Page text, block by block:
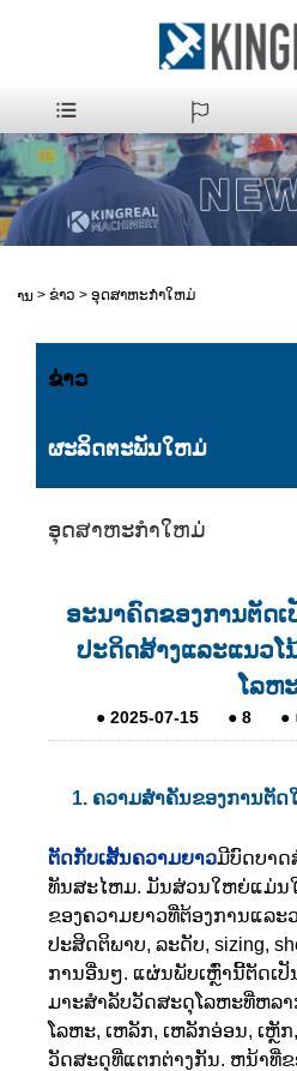
ບ້ານ > ຂ່າວ > ອຸດສາຫະກໍາໃຫມ່
ຂ່າວ
ຜະລິດຕະພັນໃຫມ່
ອຸດສາຫະກໍາໃຫມ່
ອະນາຄົດຂອງການຕັດ
ປະດິດສ້າງແລະແນວໂ
ໂລຫ
● 2025-07-15 ● 8 ●
1. ຄວາມສໍາຄັນຂອງການຕັດ
ຕັດກັບເສັ້ນຄວາມຍາວມີບົດບາດ
ທັນສະໄຫມ. ມັນສ່ວນໃຫຍ່ແມ່ນ
ຂອງຄວາມຍາວທີ່ຕ້ອງການແລ
ປະສິດຕິພາບ, ລະດັບ, sizing,
ການອື່ນໆ. ແຜ່ນພັບເຫຼົ່ານີ້ຕັດເ
ມາະສໍາລັບວັດສະດຸໂລຫະທີ່ຫລ
ໂລຫະ, ເຫລັກ, ເຫລັກອ່ອນ, ເຫຼັ
ວັດສະດຸທີ່ແຕກຕ່າງກັນ. ຫນ້າທີ່ຂ